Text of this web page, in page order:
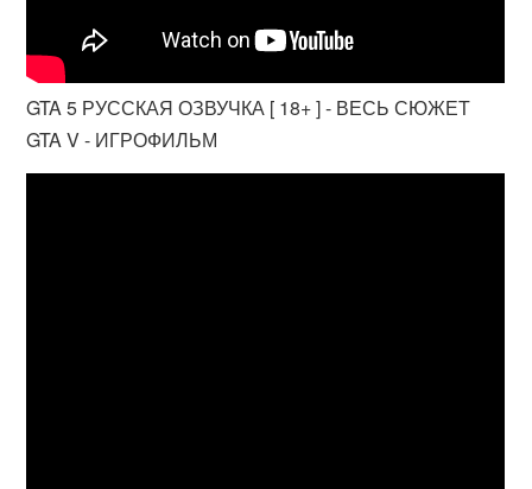
GTA 5 РУССКАЯ ОЗВУЧКА [ 18+ ] - ВЕСЬ СЮЖЕТ
GTA V - ИГРОФИЛЬМ